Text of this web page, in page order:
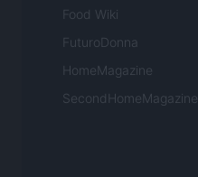
Food Wiki
FuturoDonna
HomeMagazine
SecondHomeMagazine